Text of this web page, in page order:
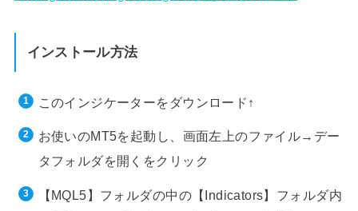
インストール方法
このインジケーターをダウンロード↑
お使いのMT5を起動し、画面左上のファイル→デー
タフォルダを開くをクリック
【MQL5】フォルダの中の【Indicators】フォルダ内